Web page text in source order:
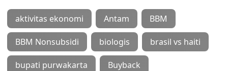
aktivitas ekonomi Antam BBM
BBM Nonsubsidi biologis brasil vs haiti
bupati purwakarta Buyback